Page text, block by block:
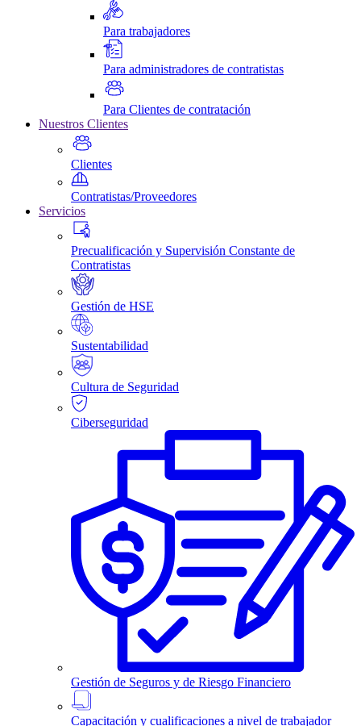
Para trabajadores
Para administradores de contratistas
Para Clientes de contratación
Nuestros Clientes
Clientes
Contratistas/Proveedores
Servicios
Precualificación y Supervisión Constante de
Contratistas
Gestión de HSE
Sustentabilidad
Cultura de Seguridad
Ciberseguridad
Gestión de Seguros y de Riesgo Financiero
Capacitación y cualificaciones a nivel de trabajador